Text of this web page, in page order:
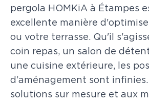
pergola HOMKiA à Étampes
excellente manière
ou votre terrasse. Qu'il
coin repas, un salon de
une cuisine extérieure, les
d’aménagement sont
solutions sur mesure et aux